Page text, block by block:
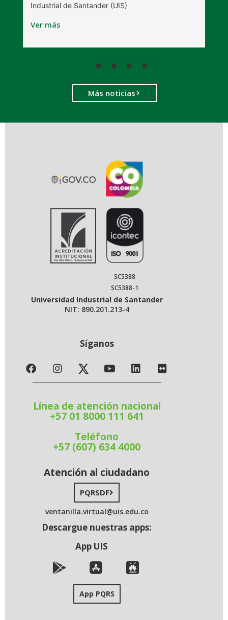
Industrial de Santander (UIS)
Ver más
Más noticias